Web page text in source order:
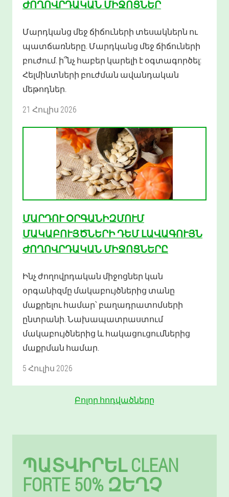
ՈՂՈՎՐԴԱԿԱՆ ՄԻՋՈՑՆԵՐ
Մարդկանց մեջ ճիճուների տեսակներն ու
պատճառները. Մարդկանց մեջ ճիճուների
բուժում. ի՞նչ հաբեր կարելի է օգտագործել:
Հելմինտների բուժման ավանդական
մեթոդներ.
21 Հուլիս 2026
ՄԱՐԴՈՒ ՕՐԳԱՆԻԶՄՈՒՄ
ՄԱԿԱԲՈՒՅԾՆԵՐԻ ԴԵՄ ԼԱՎԱԳՈՒՅՆ
ԺՈՂՈՎՐԴԱԿԱՆ ՄԻՋՈՑՆԵՐԸ
Ինչ ժողովրդական միջոցներ կան
օրգանիզմը մակաբույծներից տանը
մաքրելու համար՝ բաղադրատոմսերի
ընտրանի. Նախապատրաստում
մակաբույծներից և հակացուցումներից
մաքրման համար.
5 Հուլիս 2026
Բոլոր հոդվածները
ՊԱՏՎԻՐԵԼ CLEAN
FORTE 50% ԶԵՂՉ